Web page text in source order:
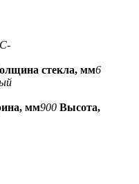
стекла, мм6
мм900 Высота,